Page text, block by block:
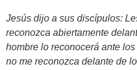
Jesús dijo a sus discípulos:
reconozca abiertamente
hombre lo reconocerá ante
no me reconozca delante de